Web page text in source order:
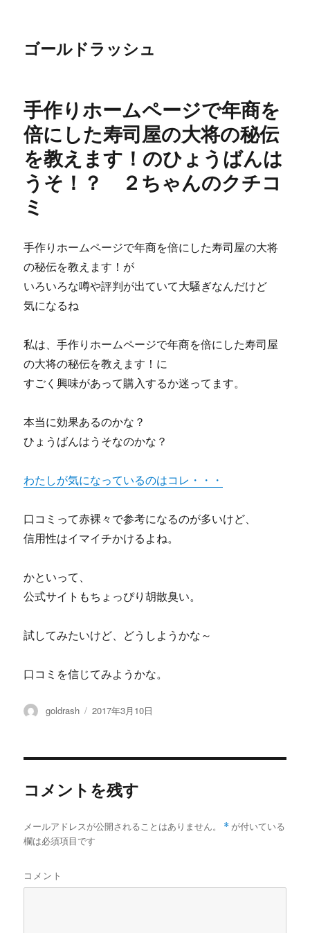
ゴールドラッシュ
手作りホームページで年商を
倍にした寿司屋の大将の秘伝
を教えます！のひょうばんは
うそ！？ ２ちゃんのクチコ
ミ
手作りホームページで年商を倍にした寿司屋の大将
の秘伝を教えます！が
いろいろな噂や評判が出ていて大騒ぎなんだけど
気になるね
私は、手作りホームページで年商を倍にした寿司屋
の大将の秘伝を教えます！に
すごく興味があって購入するか迷ってます。
本当に効果あるのかな？
ひょうばんはうそなのかな？
わたしが気になっているのはコレ・・・
口コミって赤裸々で参考になるのが多いけど、
信用性はイマイチかけるよね。
かといって、
公式サイトもちょっぴり胡散臭い。
試してみたいけど、どうしようかな～
口コミを信じてみようかな。
投
goldrash
投
2017年3月10日
コメントを残す
メールアドレスが公開されることはありません。 * が付いている
欄は必須項目です
コメント